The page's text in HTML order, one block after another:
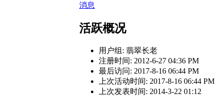
消息
活跃概况
用户组: 翡翠长老
注册时间: 2012-6-27 04:36 PM
最后访问: 2017-8-16 06:44 PM
上次活动时间: 2017-8-16 06:44 PM
上次发表时间: 2014-3-22 01:12